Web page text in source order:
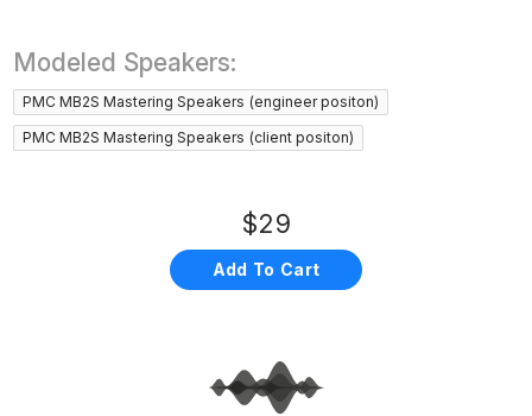
Modeled Speakers:
PMC MB2S Mastering Speakers (engineer positon)
PMC MB2S Mastering Speakers (client positon)
$29
Add To Cart